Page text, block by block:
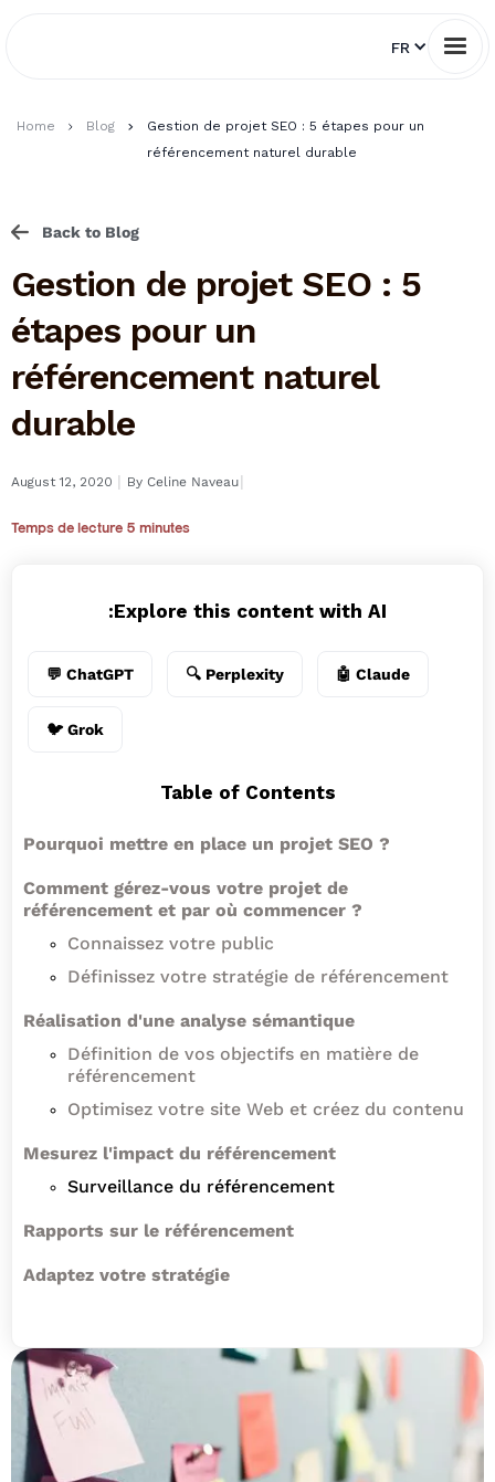
FR
Home Blog
Gestion de projet SEO : 5 étapes pour un
référencement naturel durable
Back to Blog
Gestion de projet SEO : 5
étapes pour un
référencement naturel
durable
August 12, 2020 I By Celine NaveauI
Temps de lecture 5 minutes
Explore this content with AI:
💬 ChatGPT 🔍 Perplexity 🤖 Claude
🐦 Grok
Table of Contents
Pourquoi mettre en place un projet SEO ?
Comment gérez-vous votre projet de
référencement et par où commencer ?
Connaissez votre public
Définissez votre stratégie de référencement
Réalisation d'une analyse sémantique
Définition de vos objectifs en matière de
référencement
Optimisez votre site Web et créez du contenu
Mesurez l'impact du référencement
Surveillance du référencement
Rapports sur le référencement
Adaptez votre stratégie